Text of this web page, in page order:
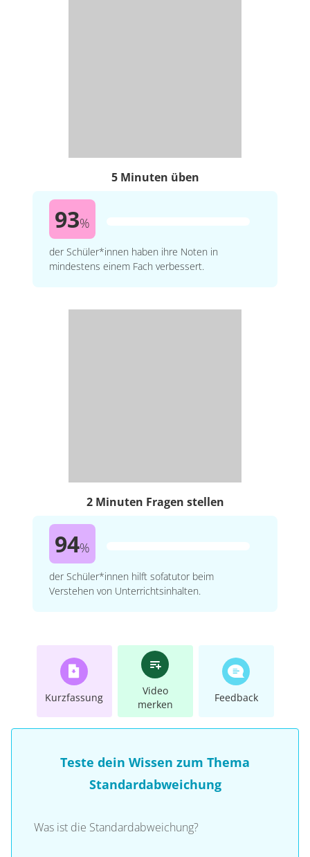
5 Minuten üben
93%
der Schüler*innen haben ihre Noten in
mindestens einem Fach verbessert.
2 Minuten Fragen stellen
94%
der Schüler*innen hilft sofatutor beim
Verstehen von Unterrichtsinhalten.
Kurzfassung
Video
merken
Feedback
Teste dein Wissen zum Thema
Standardabweichung
Was ist die Standardabweichung?